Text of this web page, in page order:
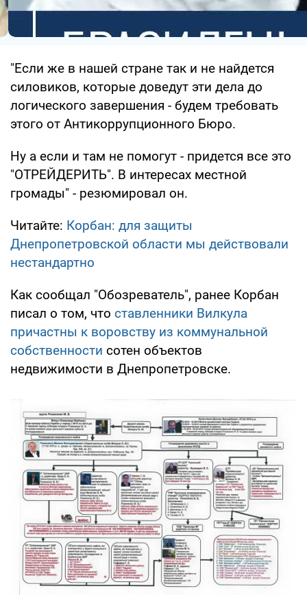
"Если же в нашей стране так и не найдется
силовиков, которые доведут эти дела до
логического завершения - будем требовать
этого от Антикоррупционного Бюро.
Ну а если и там не помогут - придется все это
"ОТРЕЙДЕРИТЬ". В интересах местной
громады" - резюмировал он.
Читайте: Корбан: для защиты
Днепропетровской области мы действовали
нестандартно
Как сообщал "Обозреватель", ранее Корбан
писал о том, что ставленники Вилкула
причастны к воровству из коммунальной
собственности сотен объектов
недвижимости в Днепропетровске.